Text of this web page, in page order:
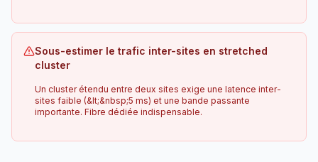
Sous-estimer le trafic inter-sites en stretched
cluster
Un cluster étendu entre deux sites exige une latence inter-
sites faible (&lt;&nbsp;5 ms) et une bande passante
importante. Fibre dédiée indispensable.